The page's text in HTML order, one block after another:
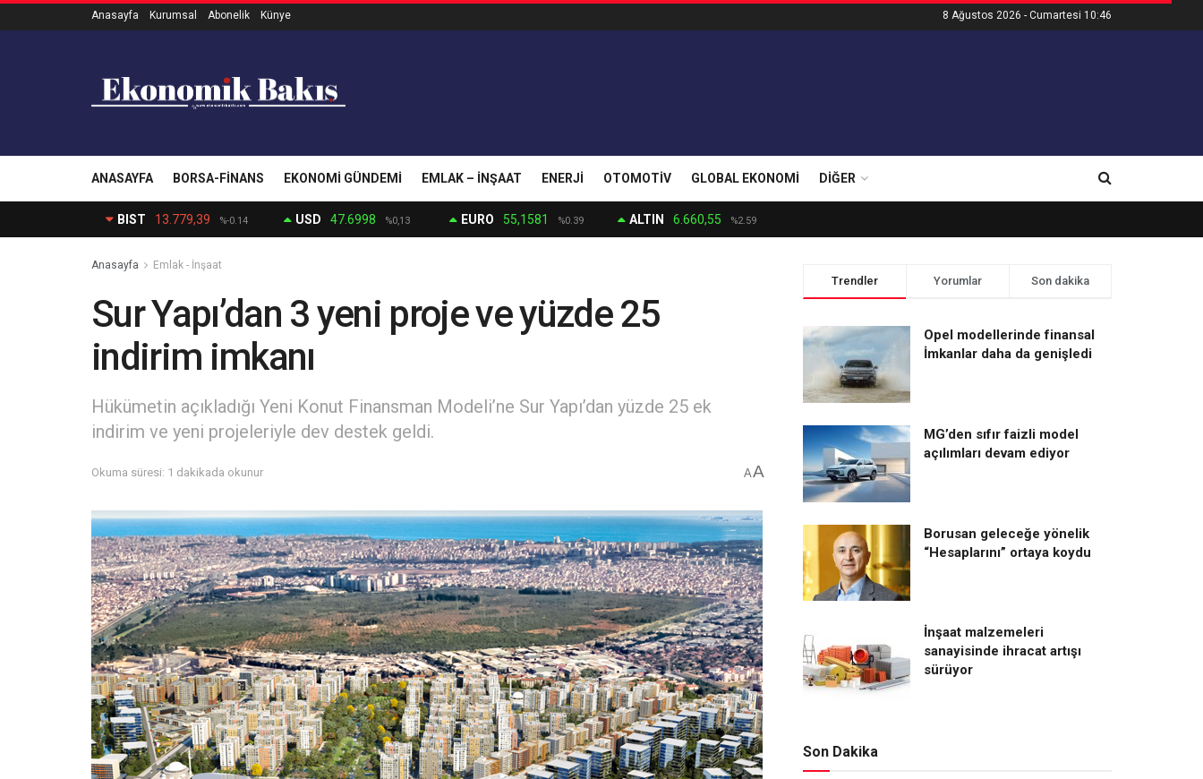
Anasayfa Kurumsal Abonelik Künye 8 Ağustos 2026 - Cumartesi 10:46
ANASAYFA BORSA-FINANS EKONOMI GÜNDEMI EMLAK – İNŞAAT ENERJI OTOMOTIV GLOBAL EKONOMI DIĞER
BIST 13.779,39 %-0.14 USD 47.6998 %0,13 EURO 55,1581 %0.39 ALTIN 6.660,55 %2.59
Anasayfa Emlak - İnşaat
Sur Yapı’dan 3 yeni proje ve yüzde 25
indirim imkanı
Hükümetin açıkladığı Yeni Konut Finansman Modeli’ne Sur Yapı’dan yüzde 25 ek
indirim ve yeni projeleriyle dev destek geldi.
Okuma süresi: 1 dakikada okunur AA
Trendler Yorumlar Son dakika
Opel modellerinde finansal
İmkanlar daha da genişledi
MG’den sıfır faizli model
açılımları devam ediyor
Borusan geleceğe yönelik
“Hesaplarını” ortaya koydu
İnşaat malzemeleri
sanayisinde ihracat artışı
sürüyor
Son Dakika